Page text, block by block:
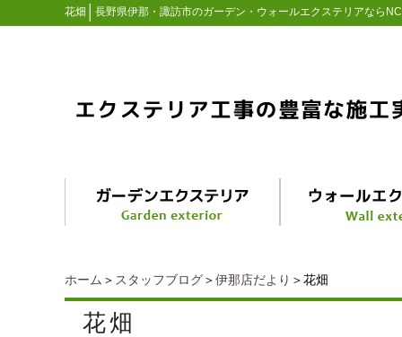
花畑 長野県伊那・諏訪市のガーデン・ウォールエクステリアなら
ホーム ＞ スタッフブログ＞伊那店だより ＞花畑
花畑